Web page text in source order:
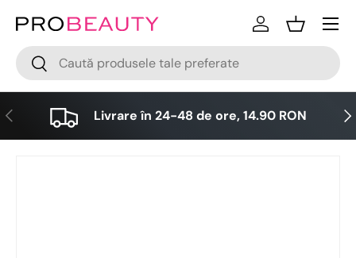
Sari la conținut
Cǎutare
Cǎutare
LogareCos
Meniu
Anterior Livrare în 24-48 de ore, 14.90 RON